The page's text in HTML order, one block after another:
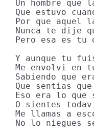
Un hombre que
Que estuvo
Por que aquel
Nunca te dije
Pero esa es tu
Y aunque tu
Me envolvi en
Sabiendo que
Que sentias
Eso era lo que
O sientes
Me llamas a
No lo niegues